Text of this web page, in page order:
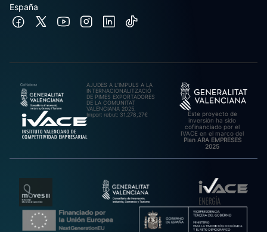
España
AJUDES A L’IMPULS A LA
INTERNACIONALITZACIÓ
DE PIMES EXPORTADORES
DE LA COMUNITAT
VALENCIANA 2025.
Import rebut: 31.278,27€
Este proyecto de
inversión ha sido
cofinanciado por el
IVACE en el marco del
Plan ARA EMPRESES
2025